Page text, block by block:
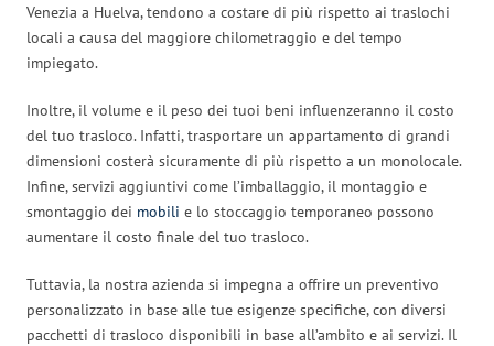
Venezia a Huelva, tendono a costare di più rispetto ai traslochi
locali a causa del maggiore chilometraggio e del tempo
impiegato.
Inoltre, il volume e il peso dei tuoi beni influenzeranno il costo
del tuo trasloco. Infatti, trasportare un appartamento di grandi
dimensioni costerà sicuramente di più rispetto a un monolocale.
Infine, servizi aggiuntivi come l’imballaggio, il montaggio e
smontaggio dei mobili e lo stoccaggio temporaneo possono
aumentare il costo finale del tuo trasloco.
Tuttavia, la nostra azienda si impegna a offrire un preventivo
personalizzato in base alle tue esigenze specifiche, con diversi
pacchetti di trasloco disponibili in base all’ambito e ai servizi. Il